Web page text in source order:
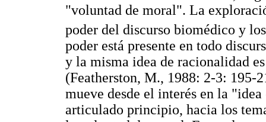
"voluntad de moral". La
poder del discurso biomédico y
poder está presente en todo
y la misma idea de racionalidad
(Featherston, M., 1988: 2-3:
mueve desde el interés en la
articulado principio, hacia los